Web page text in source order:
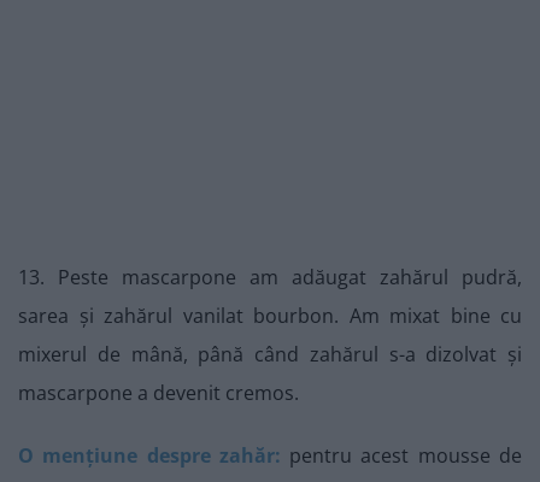
13. Peste mascarpone am adăugat zahărul pudră,
sarea și zahărul vanilat bourbon. Am mixat bine cu
mixerul de mână, până când zahărul s-a dizolvat și
mascarpone a devenit cremos.
O mențiune despre zahăr: pentru acest mousse de